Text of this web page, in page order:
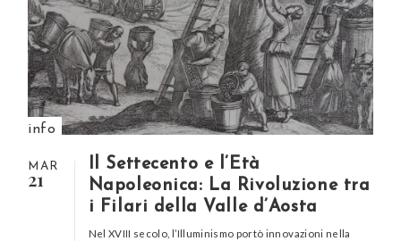
info
MAR
21
Il Settecento e l’Età
Napoleonica: La Rivoluzione tra
i Filari della Valle d’Aosta
Nel XVIII secolo, l’Illuminismo portò innovazioni nella